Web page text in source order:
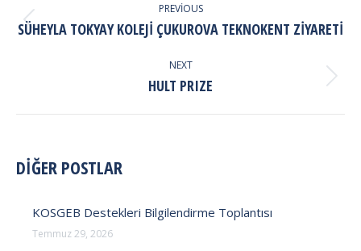
NAVIGATION
PREVIOUS
Previous
SÜHEYLA TOKYAY KOLEJI ÇUKUROVA TEKNOKENT ZIYARETI
NEXT
Next
HULT PRIZE
DİĞER POSTLAR
KOSGEB Destekleri Bilgilendirme Toplantısı
Temmuz 29, 2026